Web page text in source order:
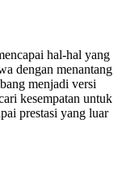
hal-hal yang
dengan menantang
menjadi versi
kesempatan untuk
prestasi yang luar